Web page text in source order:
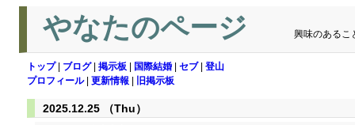
やなたのページ 興味のあるこ
トップ| ブログ| 掲示板 国際結婚 セブ| 登山
プロフィール| 更新情報 旧掲示板
2025.12.25 （Thu）